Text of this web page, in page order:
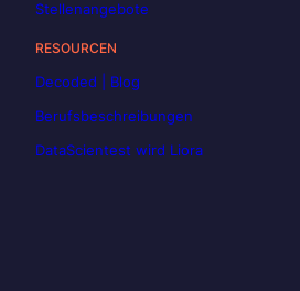
Stellenangebote
RESOURCEN
Decoded | Blog
Berufsbeschreibungen
DataScientest wird Liora